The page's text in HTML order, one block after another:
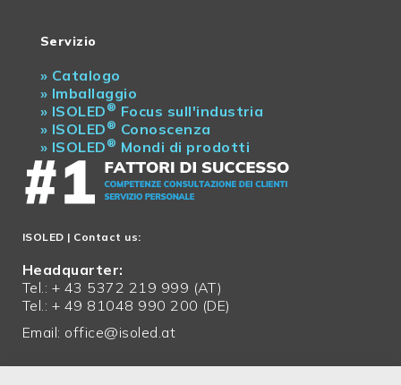
Servizio
» Catalogo
» Imballaggio
» ISOLED ® Focus sull'industria
» ISOLED ® Conoscenza
» ISOLED ® Mondi di prodotti
ISOLED | Contact us:
Headquarter:
Tel.: + 43 5372 219 999 (AT)
Tel.: + 49 81048 990 200 (DE)
Email: office@isoled.at